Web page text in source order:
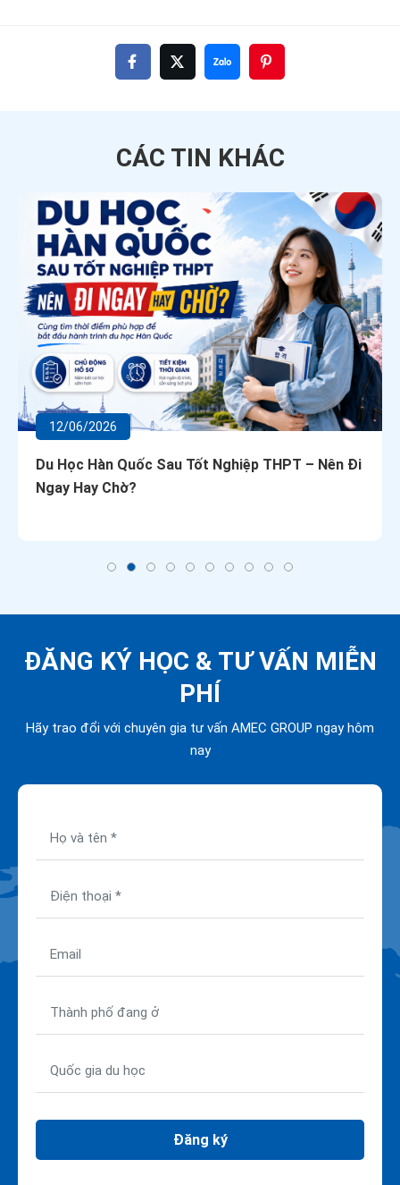
CÁC TIN KHÁC
12/06/2026
Du Học Hàn Quốc Sau Tốt Nghiệp THPT – Nên Đi
Ngay Hay Chờ?
ĐĂNG KÝ HỌC & TƯ VẤN MIỄN
PHÍ
Hãy trao đổi với chuyên gia tư vấn AMEC GROUP ngay hôm
nay
Đăng ký